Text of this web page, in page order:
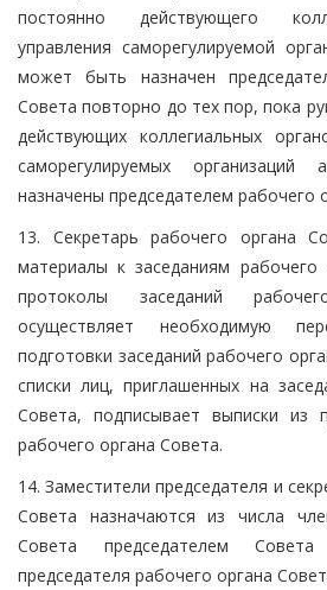
постоянно действующего
управления саморегулируемой
может быть назначен
Совета повторно до тех пор, пока
действующих коллегиальных
саморегулируемых
назначены председателем рабочего
13. Секретарь рабочего органа
материалы к заседаниям рабочего
протоколы заседаний
осуществляет необходимую
подготовки заседаний рабочего
списки лиц, приглашенных на
Совета, подписывает выписки из
рабочего органа Совета.
14. Заместители председателя и
Совета назначаются из числа
Совета председателем
председателя рабочего органа